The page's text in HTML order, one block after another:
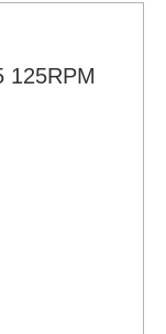
125RPM